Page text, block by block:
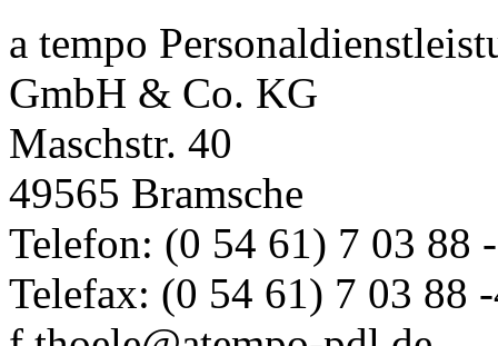
a tempo
GmbH & Co. KG
Maschstr. 40
49565 Bramsche
Telefon: (0 54 61) 7 03 88
Telefax: (0 54 61) 7 03 88